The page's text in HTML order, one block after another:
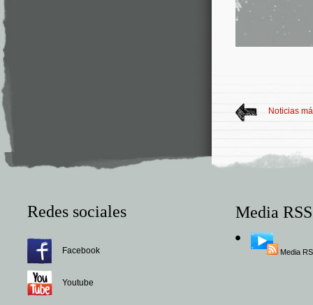
Noticias
Redes sociales
Facebook
Youtube
Media RSS
Media